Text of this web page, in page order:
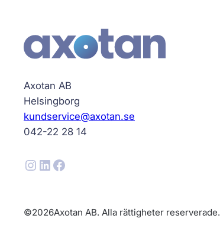
Axotan AB
Helsingborg
kundservice@axotan.se
042-22 28 14
Instagram LinkedIn Facebook
©2026Axotan AB. Alla rättigheter reserverade.